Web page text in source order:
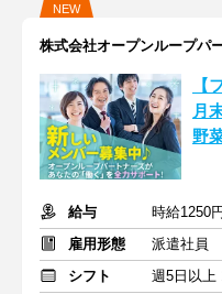
NEW
株式会社オープンループパ
【
月
野
給与
時給1250
雇用形態
派遣社員
シフト
週5日以上